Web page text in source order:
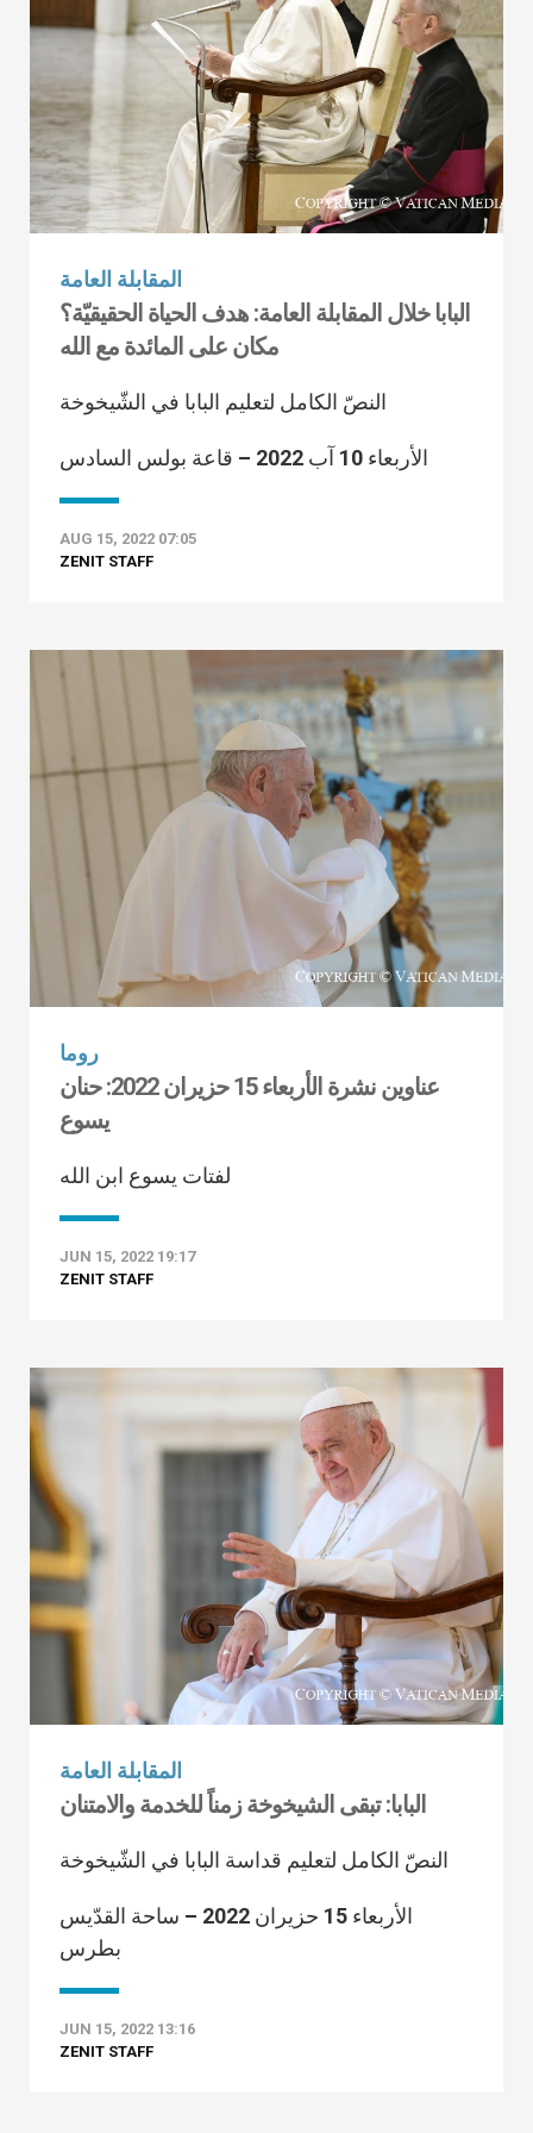
المقابلة العامة
البابا خلال المقابلة العامة: هدف الحياة الحقيقيّة؟
مكان على المائدة مع الله
النصّ الكامل لتعليم البابا في الشّيخوخة
الأربعاء 10 آب 2022‏ – قاعة بولس السادس
AUG 15, 2022 07:05
ZENIT STAFF
روما
عناوين نشرة الأربعاء 15 حزيران 2022: حنان
يسوع
لفتات يسوع ابن الله
JUN 15, 2022 19:17
ZENIT STAFF
المقابلة العامة
البابا: تبقى الشيخوخة زمناً للخدمة والامتنان
النصّ الكامل لتعليم قداسة البابا في الشّيخوخة
الأربعاء 15 حزيران 2022 – ساحة القدّيس
بطرس
JUN 15, 2022 13:16
ZENIT STAFF